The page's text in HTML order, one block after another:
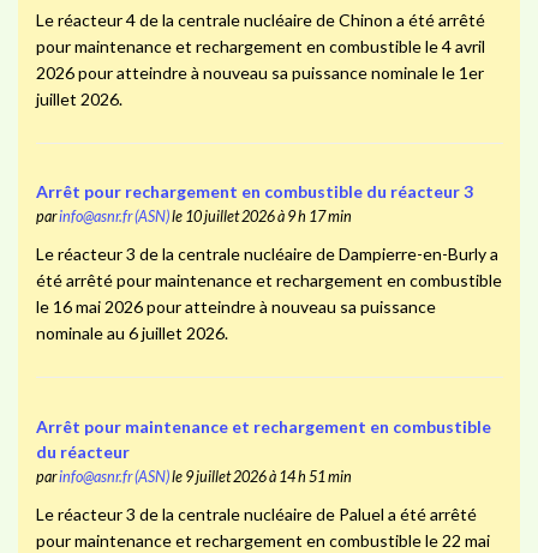
Le réacteur 4 de la centrale nucléaire de Chinon a été arrêté
pour maintenance et rechargement en combustible le 4 avril
2026 pour atteindre à nouveau sa puissance nominale le 1er
juillet 2026.
Arrêt pour rechargement en combustible du réacteur 3
parinfo@asnr.fr (ASN)le 10 juillet 2026 à 9 h 17 min
Le réacteur 3 de la centrale nucléaire de Dampierre-en-Burly a
été arrêté pour maintenance et rechargement en combustible
le 16 mai 2026 pour atteindre à nouveau sa puissance
nominale au 6 juillet 2026.
Arrêt pour maintenance et rechargement en combustible
du réacteur
parinfo@asnr.fr (ASN)le 9 juillet 2026 à 14 h 51 min
Le réacteur 3 de la centrale nucléaire de Paluel a été arrêté
pour maintenance et rechargement en combustible le 22 mai